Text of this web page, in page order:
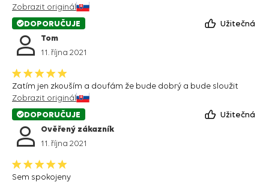
Zobrazit originál
DOPORUČUJE
Užitečná
Tom
11. října 2021
Zatím jen zkouším a doufám že bude dobrý a bude sloužit
Zobrazit originál
DOPORUČUJE
Užitečná
Ověřený zákazník
11. října 2021
Sem spokojeny